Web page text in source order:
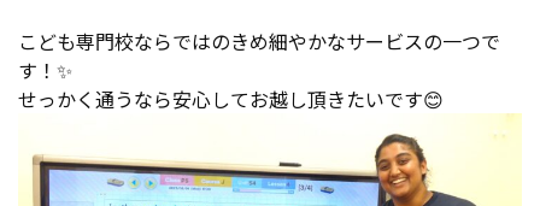
こども専門校ならではのきめ細やかなサービスの一つで
す！✨
せっかく通うなら安心してお越し頂きたいです😊